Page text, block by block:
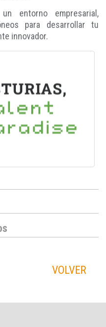
entorno empresarial,
para desarrollar tu
innovador.
VOLVER